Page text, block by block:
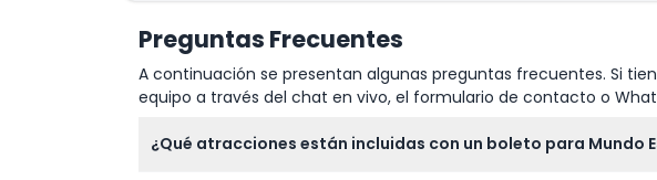
Agua embotellada de cortesía
Propinas para el conductor guía/guía turístico
Preguntas Frecuentes
A continuación se presentan algunas preguntas frecuentes. Si
equipo a través del chat en vivo, el formulario de contacto o
¿Qué atracciones están incluidas con un boleto para Mundo